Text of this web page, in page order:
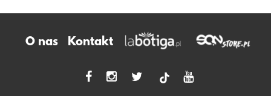
O nas Kontakt
tiktok